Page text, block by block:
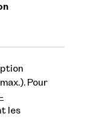
Pour
les